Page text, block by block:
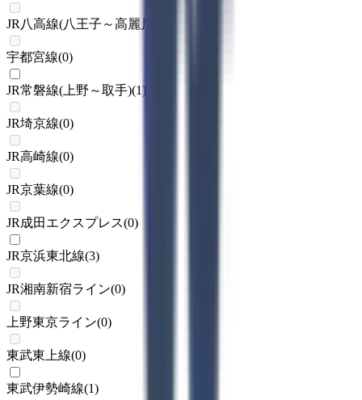
JR八高線(八王子～高麗川)
宇都宮線(0)
JR常磐線(上野～取手)(1)
JR埼京線(0)
JR高崎線(0)
JR京葉線(0)
JR成田エクスプレス(0)
JR京浜東北線(3)
JR湘南新宿ライン(0)
上野東京ライン(0)
東武東上線(0)
東武伊勢崎線(1)